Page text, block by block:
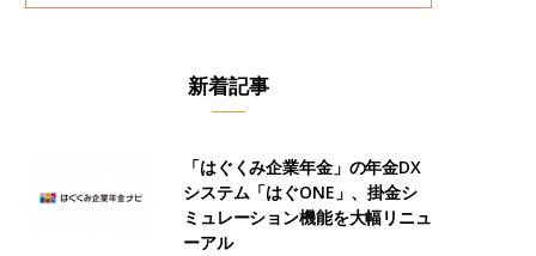
新着記事
「はぐくみ企業年金」の年金DX
システム「はぐONE」、掛金シ
ミュレーション機能を大幅リニュ
ーアル